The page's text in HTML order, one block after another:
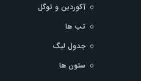
آکوردین و توگل
تب ها
جدول لیگ
ستون ها